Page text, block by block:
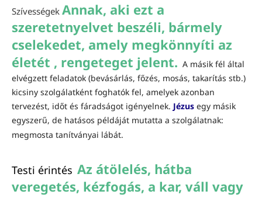
Szívességek Annak, aki ezt a
szeretetnyelvet beszéli, bármely
cselekedet, amely megkönnyíti az
életét , rengeteget jelent. A másik fél által
elvégzett feladatok (bevásárlás, főzés, mosás, takarítás stb.)
kicsiny szolgálatként foghatók fel, amelyek azonban
tervezést, időt és fáradságot igényelnek. Jézus egy másik
egyszerű, de hatásos példáját mutatta a szolgálatnak:
megmosta tanítványai lábát.
Testi érintés Az átölelés, hátba
veregetés, kézfogás, a kar, váll vagy